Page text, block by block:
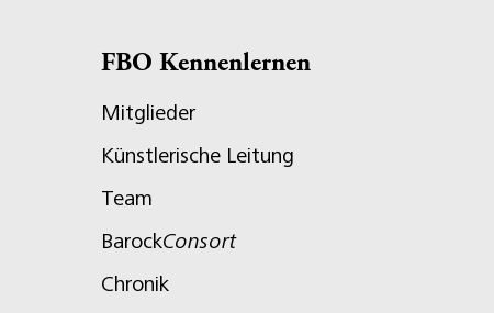
FBO Kennenlernen
Mitglieder
Künstlerische Leitung
Team
BarockConsort
Chronik